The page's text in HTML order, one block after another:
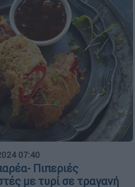
07:40
Πιπεριές
με τυρί σε τραγανή